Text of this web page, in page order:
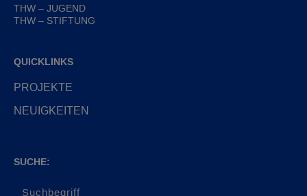
THW – JUGEND
THW – STIFTUNG
QUICKLINKS
PROJEKTE
NEUIGKEITEN
SUCHE: